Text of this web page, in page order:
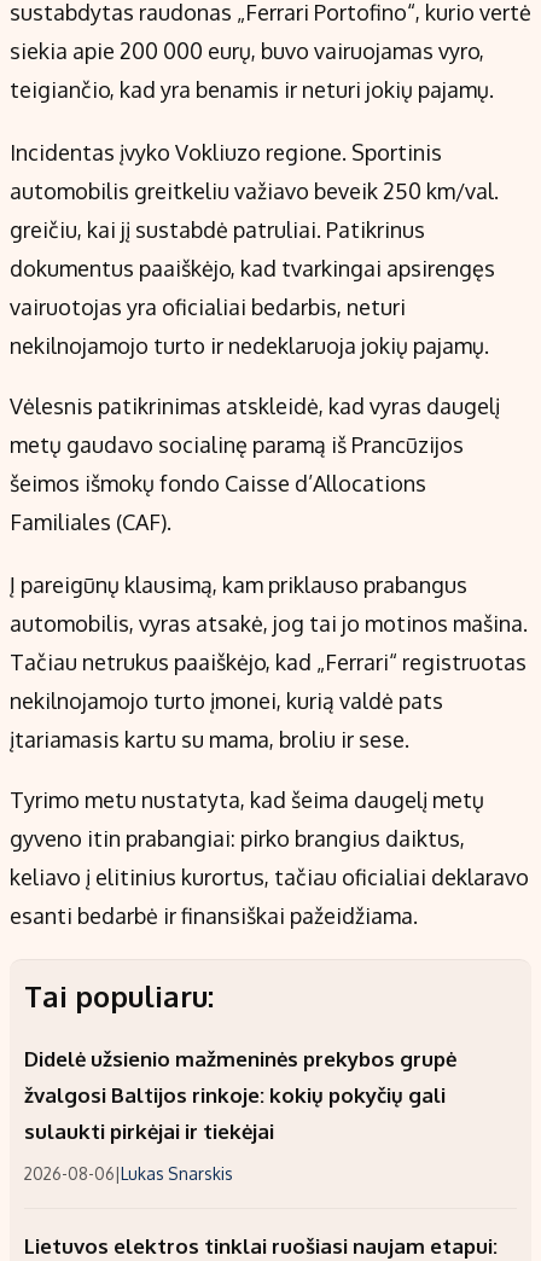
Kontaktai
Regionų naujienos
Indėlių palūkanos
sustabdytas raudonas „Ferrari Portofino“, kurio vertė
siekia apie 200 000 eurų, buvo vairuojamas vyro,
teigiančio, kad yra benamis ir neturi jokių pajamų.
Incidentas įvyko Vokliuzo regione. Sportinis
automobilis greitkeliu važiavo beveik 250 km/val.
greičiu, kai jį sustabdė patruliai. Patikrinus
dokumentus paaiškėjo, kad tvarkingai apsirengęs
vairuotojas yra oficialiai bedarbis, neturi
nekilnojamojo turto ir nedeklaruoja jokių pajamų.
Vėlesnis patikrinimas atskleidė, kad vyras daugelį
metų gaudavo socialinę paramą iš Prancūzijos
šeimos išmokų fondo Caisse d’Allocations
Familiales (CAF).
Į pareigūnų klausimą, kam priklauso prabangus
automobilis, vyras atsakė, jog tai jo motinos mašina.
Tačiau netrukus paaiškėjo, kad „Ferrari“ registruotas
nekilnojamojo turto įmonei, kurią valdė pats
įtariamasis kartu su mama, broliu ir sese.
Tyrimo metu nustatyta, kad šeima daugelį metų
gyveno itin prabangiai: pirko brangius daiktus,
keliavo į elitinius kurortus, tačiau oficialiai deklaravo
esanti bedarbė ir finansiškai pažeidžiama.
Tai populiaru:
Didelė užsienio mažmeninės prekybos grupė
žvalgosi Baltijos rinkoje: kokių pokyčių gali
sulaukti pirkėjai ir tiekėjai
2026-08-06|Lukas Snarskis
Lietuvos elektros tinklai ruošiasi naujam etapui: